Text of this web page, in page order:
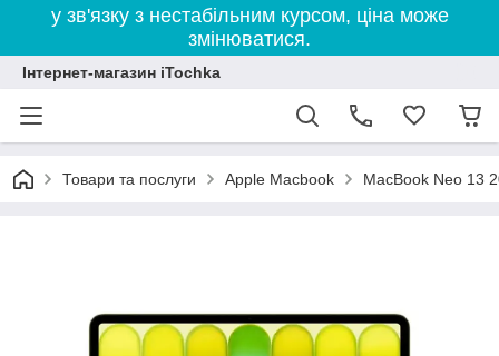
у зв'язку з нестабільним курсом, ціна може
змінюватися.
Інтернет-магазин iTochka
Товари та послуги Apple Macbook MacBook Neo 13